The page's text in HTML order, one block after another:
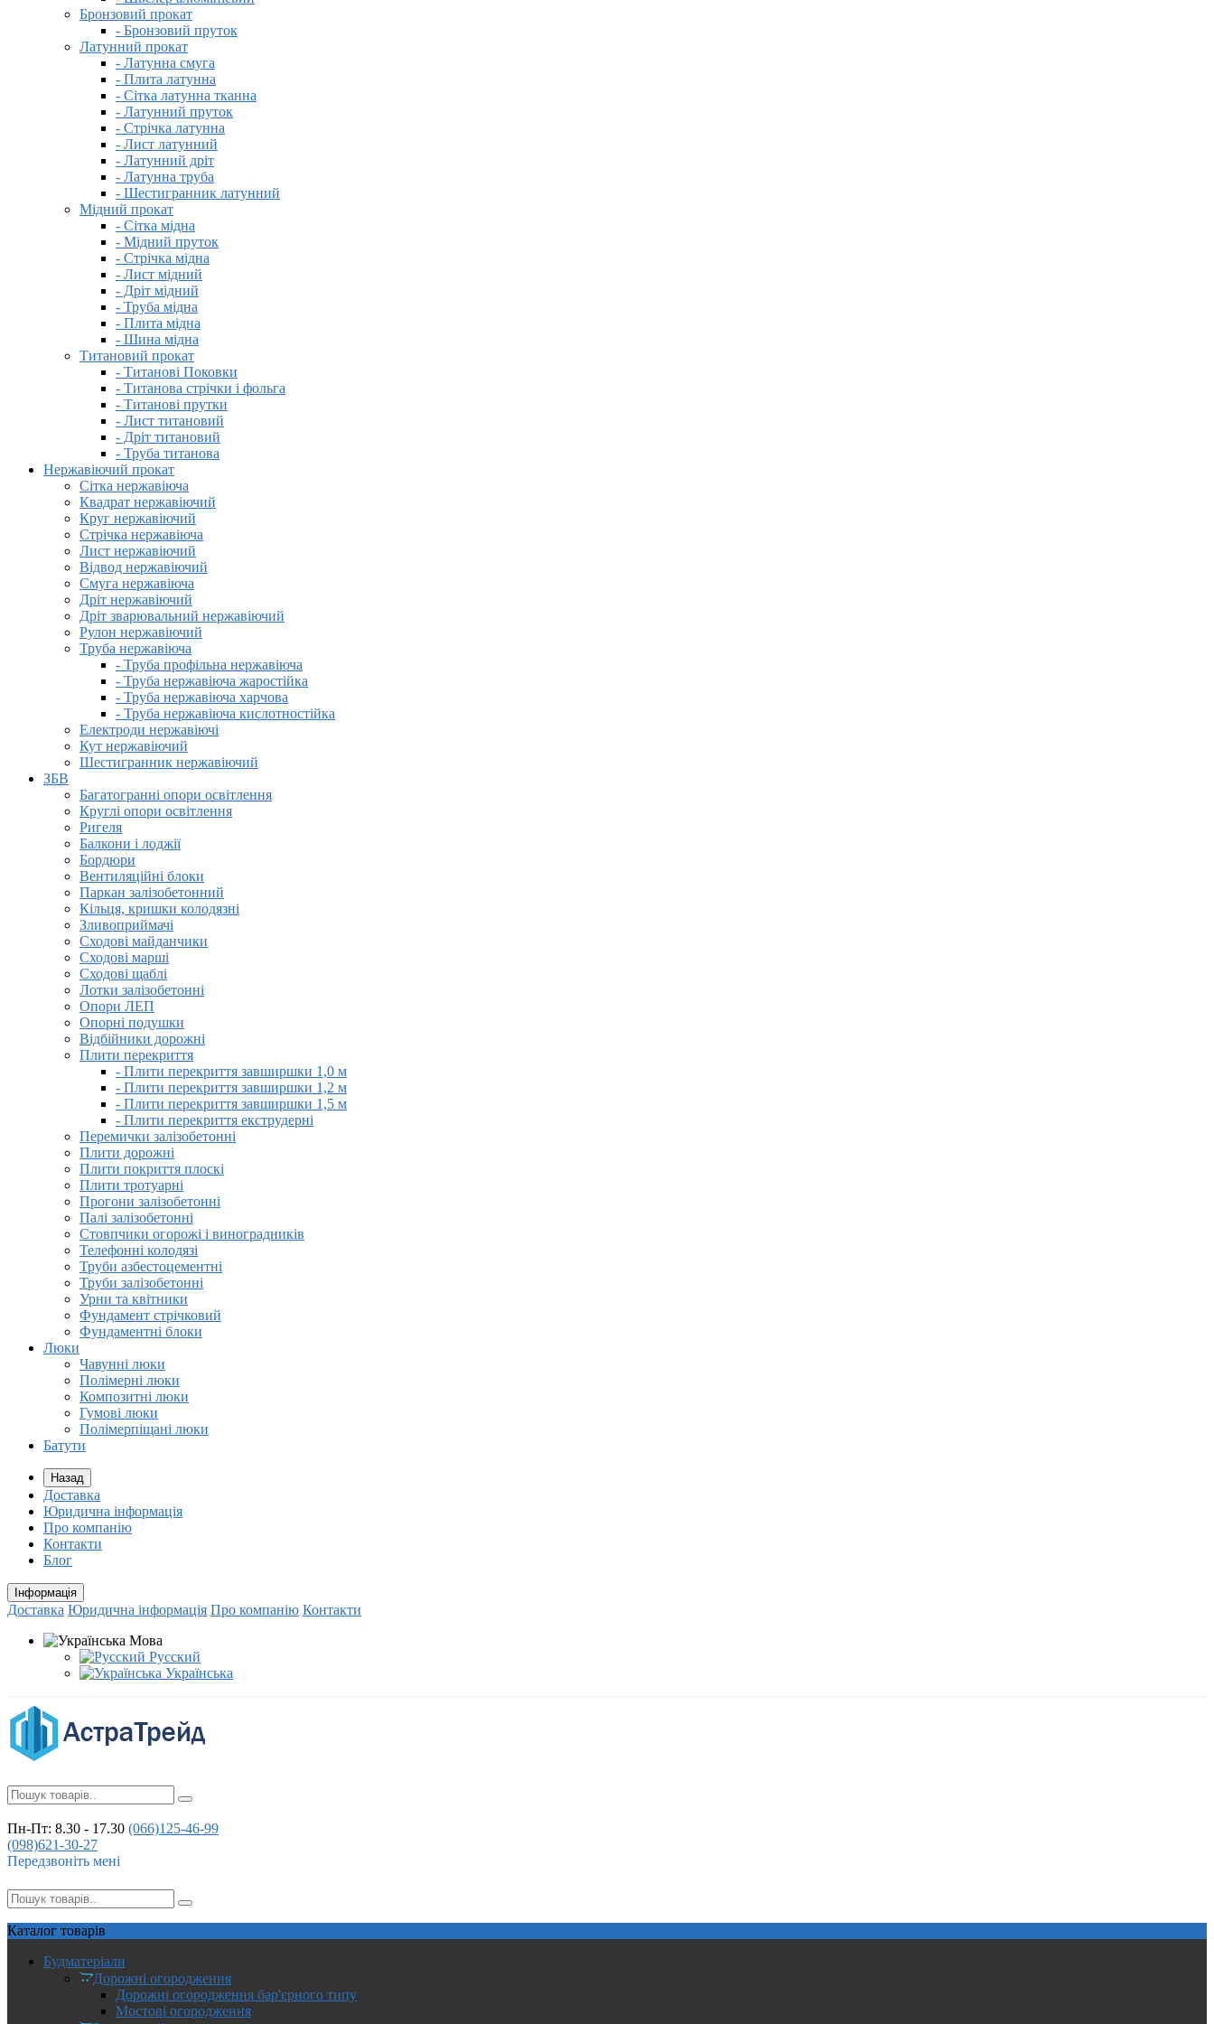
Бронзовий прокат
- Бронзовий пруток
Латунний прокат
- Латунна смуга
- Плита латунна
- Сітка латунна тканна
- Латунний пруток
- Стрічка латунна
- Лист латунний
- Латунний дріт
- Латунна труба
- Шестигранник латунний
Мідний прокат
- Сітка мідна
- Мідний пруток
- Стрічка мідна
- Лист мідний
- Дріт мідний
- Труба мідна
- Плита мідна
- Шина мідна
Титановий прокат
- Титанові Поковки
- Титанова стрічки і фольга
- Титанові прутки
- Лист титановий
- Дріт титановий
- Труба титанова
Нержавіючий прокат
Сітка нержавіюча
Квадрат нержавіючий
Круг нержавіючий
Стрічка нержавіюча
Лист нержавіючий
Відвод нержавіючий
Смуга нержавіюча
Дріт нержавіючий
Дріт зварювальний нержавіючий
Рулон нержавіючий
Труба нержавіюча
- Труба профільна нержавіюча
- Труба нержавіюча жаростійка
- Труба нержавіюча харчова
- Труба нержавіюча кислотностійка
Електроди нержавіючі
Кут нержавіючий
Шестигранник нержавіючий
ЗБВ
Багатогранні опори освітлення
Круглі опори освітлення
Ригеля
Балкони і лоджії
Бордюри
Вентиляційні блоки
Паркан залізобетонний
Кільця, кришки колодязні
Зливоприймачі
Сходові майданчики
Сходові марші
Сходові щаблі
Лотки залізобетонні
Опори ЛЕП
Опорні подушки
Відбійники дорожні
Плити перекриття
- Плити перекриття завширшки 1,0 м
- Плити перекриття завширшки 1,2 м
- Плити перекриття завширшки 1,5 м
- Плити перекриття екструдерні
Перемички залізобетонні
Плити дорожні
Плити покриття плоскі
Плити тротуарні
Прогони залізобетонні
Палі залізобетонні
Стовпчики огорожі і виноградників
Телефонні колодязі
Труби азбестоцементні
Труби залізобетонні
Урни та квітники
Фундамент стрічковий
Фундаментні блоки
Люки
Чавунні люки
Полімерні люки
Композитні люки
Гумові люки
Полімерпіщані люки
Батути
Назад
Доставка
Юридична інформація
Про компанію
Контакти
Блог
Інформація
Доставка Юридична інформація Про компанію Контакти
Мова
Русский
Українська
Пн-Пт: 8.30 - 17.30 (066)125-46-99
(098)621-30-27
Передзвоніть мені
Каталог товарів
Будматеріали
Дорожні огородження
Дорожні огородження бар'єрного типу
Мостові огородження